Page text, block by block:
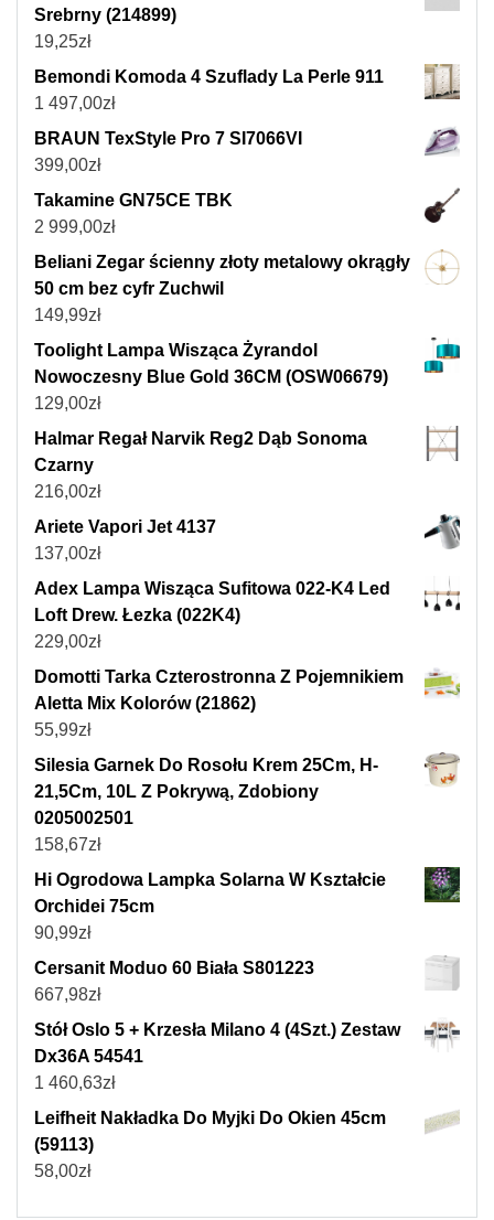
Srebrny (214899)
19,25zł
Bemondi Komoda 4 Szuflady La Perle 911
1 497,00zł
BRAUN TexStyle Pro 7 SI7066VI
399,00zł
Takamine GN75CE TBK
2 999,00zł
Beliani Zegar ścienny złoty metalowy okrągły
50 cm bez cyfr Zuchwil
149,99zł
Toolight Lampa Wisząca Żyrandol
Nowoczesny Blue Gold 36CM (OSW06679)
129,00zł
Halmar Regał Narvik Reg2 Dąb Sonoma
Czarny
216,00zł
Ariete Vapori Jet 4137
137,00zł
Adex Lampa Wisząca Sufitowa 022-K4 Led
Loft Drew. Łezka (022K4)
229,00zł
Domotti Tarka Czterostronna Z Pojemnikiem
Aletta Mix Kolorów (21862)
55,99zł
Silesia Garnek Do Rosołu Krem 25Cm, H-
21,5Cm, 10L Z Pokrywą, Zdobiony
0205002501
158,67zł
Hi Ogrodowa Lampka Solarna W Kształcie
Orchidei 75cm
90,99zł
Cersanit Moduo 60 Biała S801223
667,98zł
Stół Oslo 5 + Krzesła Milano 4 (4Szt.) Zestaw
Dx36A 54541
1 460,63zł
Leifheit Nakładka Do Myjki Do Okien 45cm
(59113)
58,00zł